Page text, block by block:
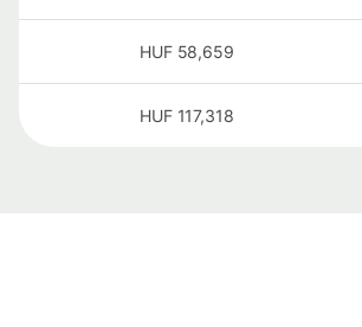
58,659
HUF
117,318
HUF